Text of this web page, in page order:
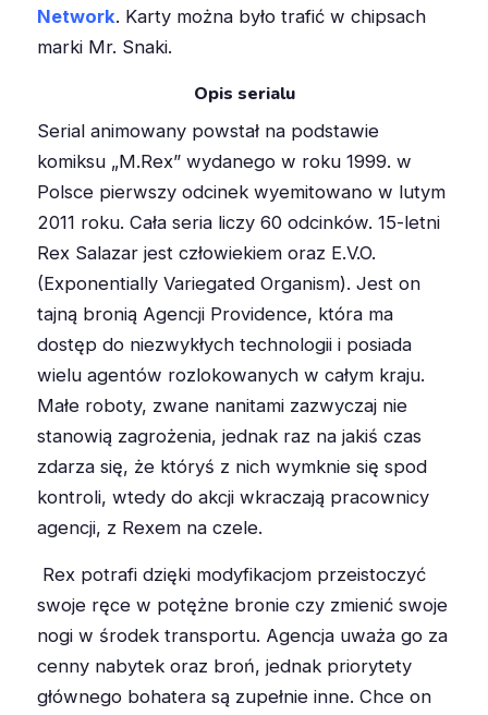
Network. Karty można było trafić w chipsach
marki Mr. Snaki.
Opis serialu
Serial animowany powstał na podstawie
komiksu „M.Rex” wydanego w roku 1999. w
Polsce pierwszy odcinek wyemitowano w lutym
2011 roku. Cała seria liczy 60 odcinków. 15-letni
Rex Salazar jest człowiekiem oraz E.V.O.
(Exponentially Variegated Organism). Jest on
tajną bronią Agencji Providence, która ma
dostęp do niezwykłych technologii i posiada
wielu agentów rozlokowanych w całym kraju.
Małe roboty, zwane nanitami zazwyczaj nie
stanowią zagrożenia, jednak raz na jakiś czas
zdarza się, że któryś z nich wymknie się spod
kontroli, wtedy do akcji wkraczają pracownicy
agencji, z Rexem na czele.
Rex potrafi dzięki modyfikacjom przeistoczyć
swoje ręce w potężne bronie czy zmienić swoje
nogi w środek transportu. Agencja uważa go za
cenny nabytek oraz broń, jednak priorytety
głównego bohatera są zupełnie inne. Chce on